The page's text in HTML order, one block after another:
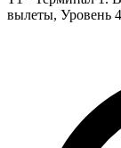
вылеты, Уровень